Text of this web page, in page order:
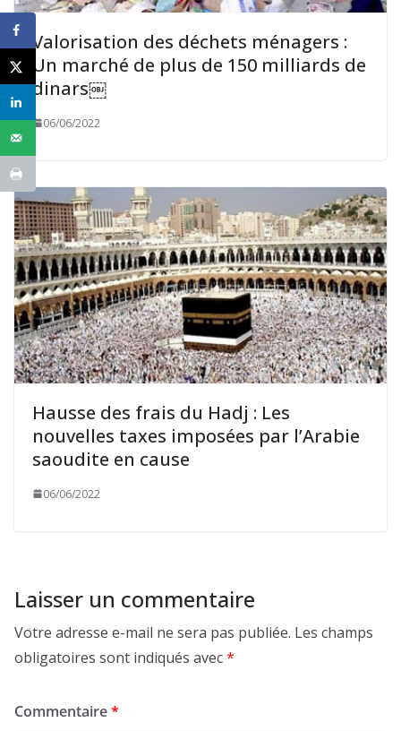
Valorisation des déchets ménagers :
Un marché de plus de 150 milliards de
dinars￼
06/06/2022
Hausse des frais du Hadj : Les
nouvelles taxes imposées par l’Arabie
saoudite en cause
06/06/2022
Laisser un commentaire
Votre adresse e-mail ne sera pas publiée. Les champs
obligatoires sont indiqués avec*
Commentaire*